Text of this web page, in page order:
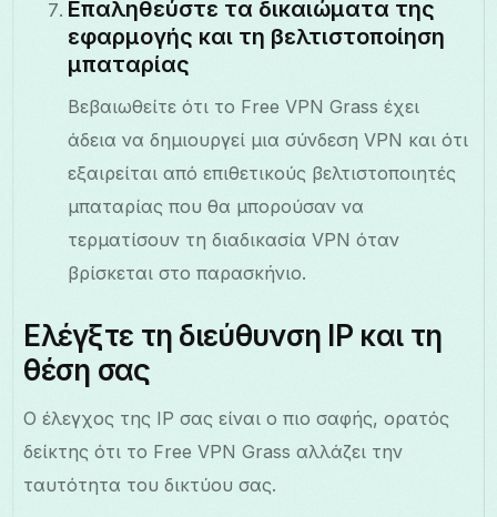
Επαληθεύστε τα δικαιώματα της
εφαρμογής και τη βελτιστοποίηση
μπαταρίας
Βεβαιωθείτε ότι το Free VPN Grass έχει
άδεια να δημιουργεί μια σύνδεση VPN και ότι
εξαιρείται από επιθετικούς βελτιστοποιητές
μπαταρίας που θα μπορούσαν να
τερματίσουν τη διαδικασία VPN όταν
βρίσκεται στο παρασκήνιο.
Ελέγξτε τη διεύθυνση IP και τη
θέση σας
Ο έλεγχος της IP σας είναι ο πιο σαφής, ορατός
δείκτης ότι το Free VPN Grass αλλάζει την
ταυτότητα του δικτύου σας.